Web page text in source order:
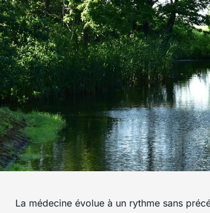
La médecine évolue à un rythme sans